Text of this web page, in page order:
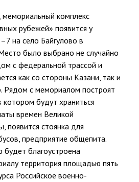
комплекс
рубежей» появится у
на село Байгулово в
было выбрано не случайно
с федеральной трассой и
как со стороны Казани, так и
Рядом с мемориалом построят
котором будут храниться
времен Великой
появится стоянка для
предприятие общепита.
благоустроена
территория площадью пять
Российское военно-